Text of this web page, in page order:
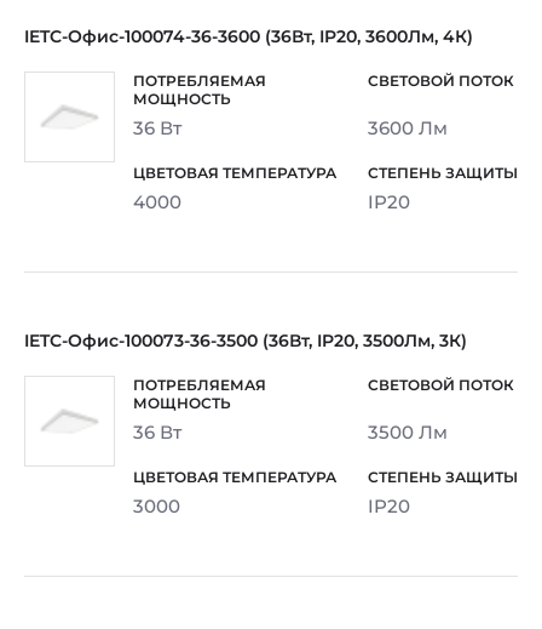
IETC-Офис-100074-36-3600 (36Вт, IP20, 3600Лм, 4К)
36 Вт 3600 Лм
4000 IP20
IETC-Офис-100073-36-3500 (36Вт, IP20, 3500Лм, 3К)
36 Вт 3500 Лм
3000 IP20